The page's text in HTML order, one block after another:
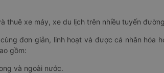
thuê xe máy, xe du lịch trên nhiều tuyến
đơn giản, linh hoạt và được cá nhân hóa
gồm:
và ngoài nước.